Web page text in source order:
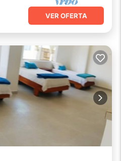
VER OFERTA